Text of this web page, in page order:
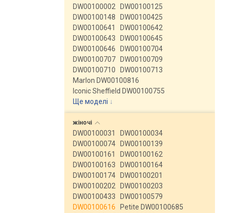
DW00100002
DW00100125
DW00100148
DW00100425
DW00100641
DW00100642
DW00100643
DW00100645
DW00100646
DW00100704
DW00100707
DW00100709
DW00100710
DW00100713
Marlon DW00100816
Iconic Sheffield DW00100755
Ще моделі ↓
жіночі
DW00100031
DW00100034
DW00100074
DW00100139
DW00100161
DW00100162
DW00100163
DW00100164
DW00100174
DW00100201
DW00100202
DW00100203
DW00100433
DW00100579
DW00100616
Petite DW00100685